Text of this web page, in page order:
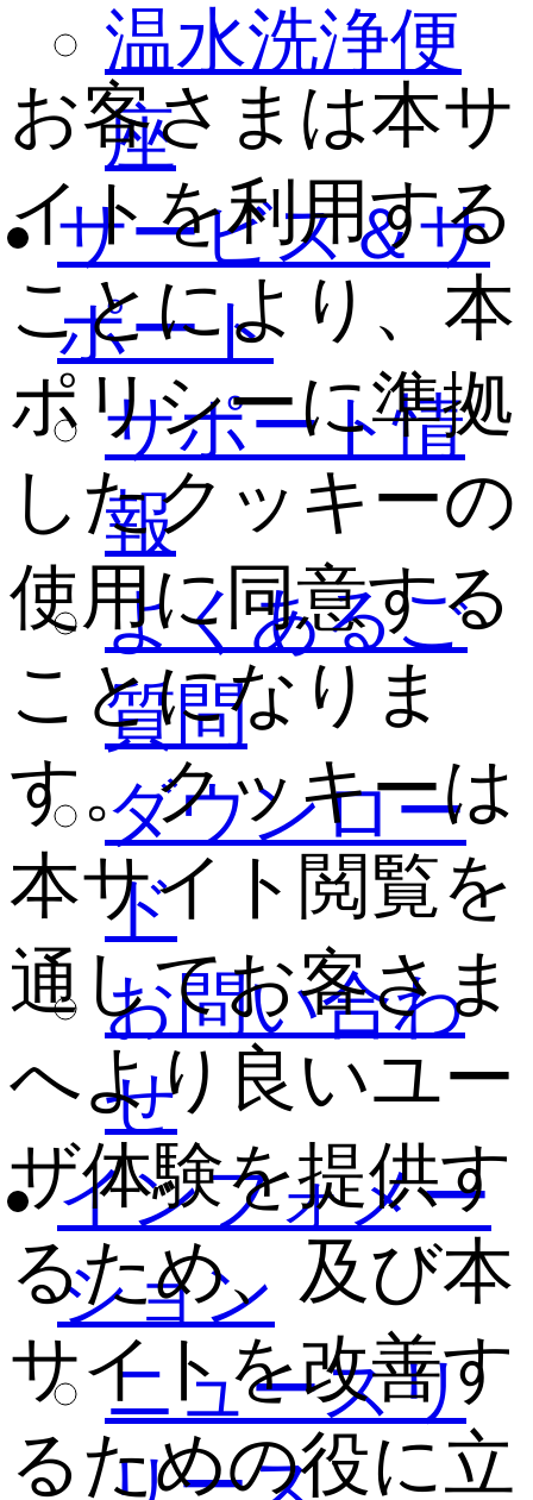
温水洗浄便
座
サービス＆サ
ポート
サポート情
報
よくあるご
質問
ダウンロー
ド
お問い合わ
せ
インフォメー
ション
ニュースリ
お客さまは本サ
イトを利用する
ことにより、本
ポリシーに準拠
したクッキーの
使用に同意する
ことになりま
す。クッキーは
本サイト閲覧を
通してお客さま
へより良いユー
ザ体験を提供す
るため、及び本
サイトを改善す
るための役に立